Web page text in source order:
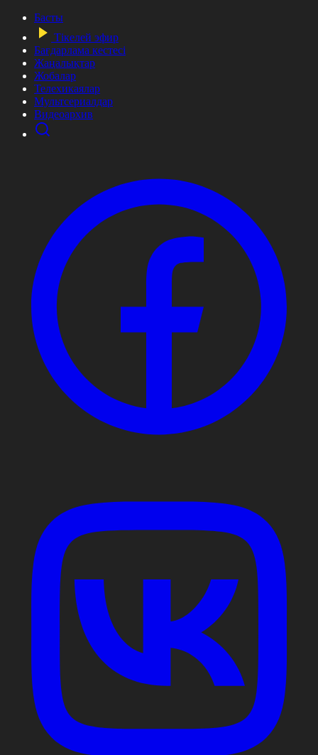
Басты
Тікелей эфир
Бағдарлама кестесі
Жаңалықтар
Жобалар
Телехикаялар
Мультсериалдар
Видеоархив